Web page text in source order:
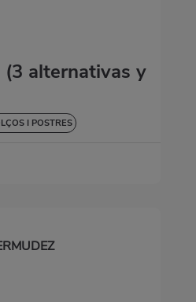
alternativas y
I POSTRES